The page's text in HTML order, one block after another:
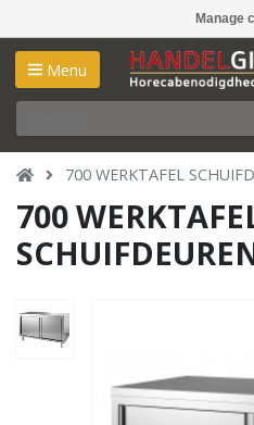
Manage
Menu
700 WERKTAFEL
700